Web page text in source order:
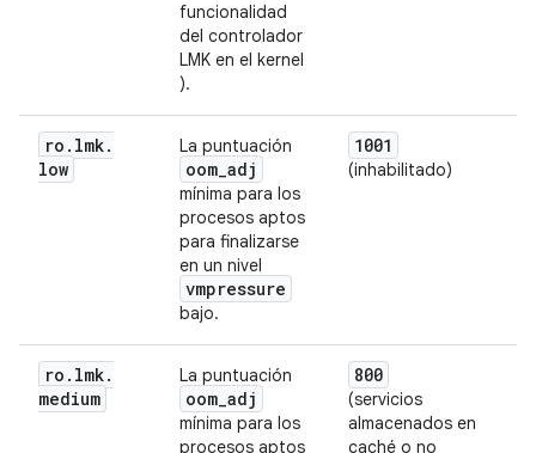
funcionalidad
del controlador
LMK en el kernel
).
ro . lmk.
low
La puntuación
oom_adj
mínima para los
procesos aptos
para finalizarse
en un nivel
vmpressure
bajo.
1001
(inhabilitado)
ro . lmk.
medium
La puntuación
oom_adj
mínima para los
procesos aptos
800
(servicios
almacenados en
caché o no